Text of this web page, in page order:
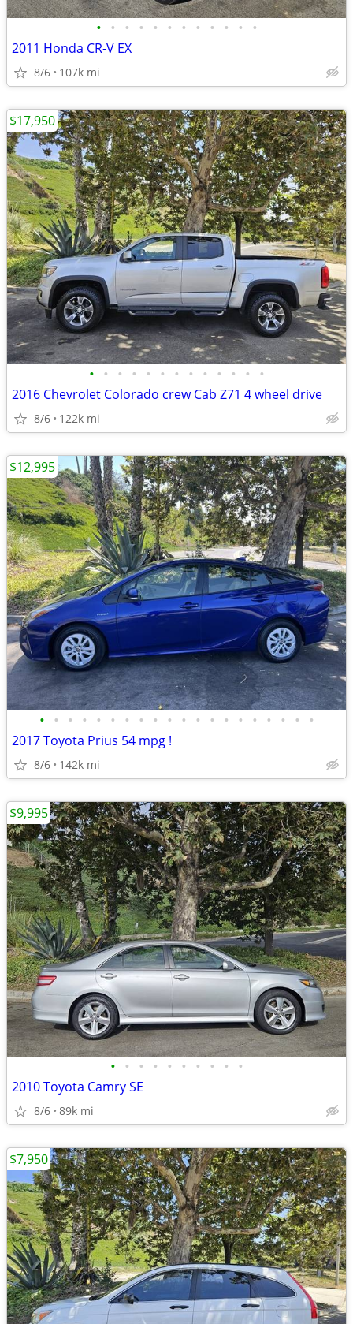
• • • • • • • • • • • •
2011 Honda CR-V EX
8/6 107k mi
• • • • • • • • • • • • •
2016 Chevrolet Colorado crew Cab Z71 4 wheel drive
8/6 122k mi
$17,950
• • • • • • • • • • • • • • • • • • • •
2017 Toyota Prius 54 mpg !
8/6 142k mi
$12,995
• • • • • • • • • •
2010 Toyota Camry SE
8/6 89k mi
$9,995
$7,950